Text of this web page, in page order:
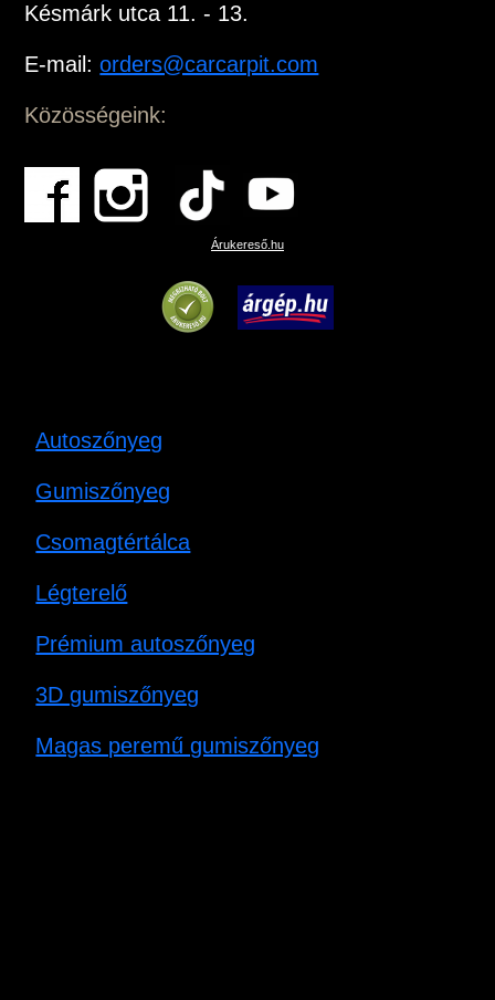
Késmárk utca 11. - 13.
E-mail:orders@carcarpit.com
Közösségeink:
Árukereső.hu
Autoszőnyeg
Gumiszőnyeg
Csomagtértálca
Légterelő
Prémium autoszőnyeg
3D gumiszőnyeg
Magas peremű gumiszőnyeg